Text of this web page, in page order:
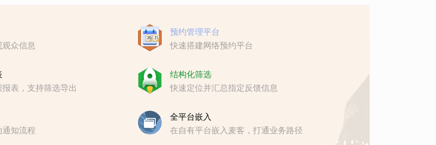
众信息
预约管理平台
快速搭建网络预约平台
表，支持筛选导出
结构化筛选
快速定位并汇总指定反馈信息
通知流程
全平台嵌入
在自有平台嵌入麦客，打通业务路径